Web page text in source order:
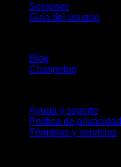
Sesiones
Guía del usuario
Blog
Changelog
Ayuda y soporte
Política de privacidad
Términos y servicios